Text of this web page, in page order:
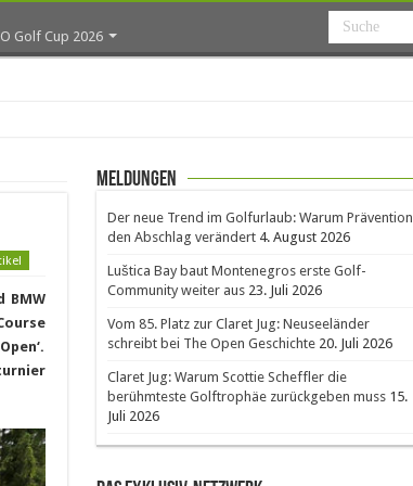
Golf Cup 2026
BMW
Meldungen
Der neue Trend im Golfurlaub: Warum Prävention
den Abschlag verändert 4. August 2026
Luštica Bay baut Montenegros erste Golf-
Community weiter aus 23. Juli 2026
Vom 85. Platz zur Claret Jug: Neuseeländer
schreibt bei The Open Geschichte 20. Juli 2026
Claret Jug: Warum Scottie Scheffler die
berühmteste Golftrophäe zurückgeben muss 15.
Juli 2026